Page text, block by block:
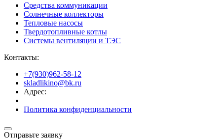
Средства коммуникации
Солнечные коллекторы
Тепловые насосы
Твердотопливные котлы
Системы вентиляции и ТЭС
Контакты:
+7(930)962-58-12
skladlikino@bk.ru
Адрес:
Политика конфиденциальности
Отправьте заявку